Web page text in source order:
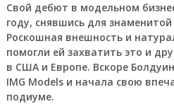
Свой дебют в модельном
году, снявшись для
Роскошная внешность и
помогли ей захватить это и
в США и Европе. Вскоре
IMG Models и начала свою
подиуме.